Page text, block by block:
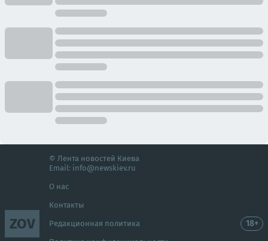
ZOV
© Лента новостей Киева
Email: info@newskiev.ru
О нас
Контакты
Редакционная политика 18+